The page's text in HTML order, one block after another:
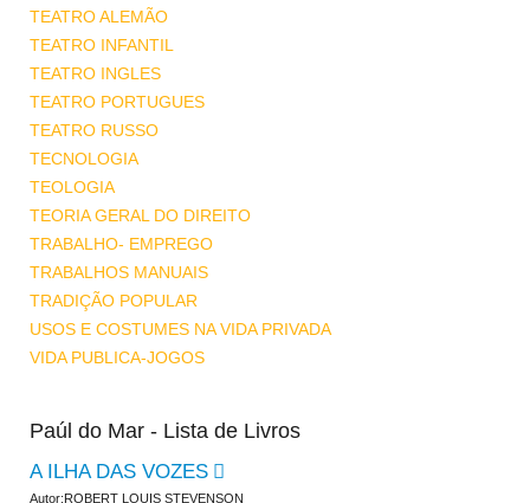
TEATRO ALEMÃO
TEATRO INFANTIL
TEATRO INGLES
TEATRO PORTUGUES
TEATRO RUSSO
TECNOLOGIA
TEOLOGIA
TEORIA GERAL DO DIREITO
TRABALHO- EMPREGO
TRABALHOS MANUAIS
TRADIÇÃO POPULAR
USOS E COSTUMES NA VIDA PRIVADA
VIDA PUBLICA-JOGOS
Paúl do Mar - Lista de Livros
A ILHA DAS VOZES
Autor:ROBERT LOUIS STEVENSON